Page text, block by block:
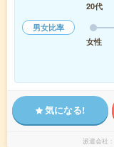
20代
男女比率
女性
気になる!
派遣会社